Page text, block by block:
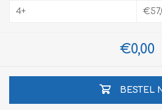
4+
€0,00
BESTEL